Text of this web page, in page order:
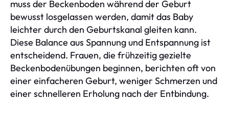
muss der Beckenboden während der Geburt
bewusst losgelassen werden, damit das Baby
leichter durch den Geburtskanal gleiten kann.
Diese Balance aus Spannung und Entspannung ist
entscheidend. Frauen, die frühzeitig gezielte
Beckenbodenübungen beginnen, berichten oft von
einer einfacheren Geburt, weniger Schmerzen und
einer schnelleren Erholung nach der Entbindung.